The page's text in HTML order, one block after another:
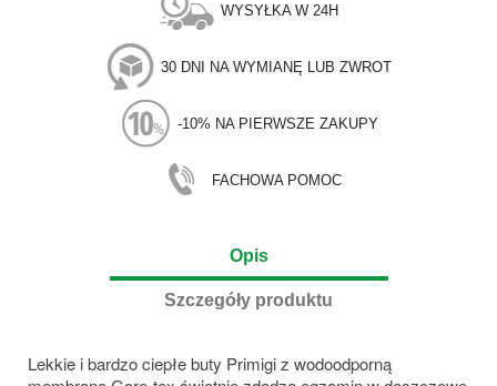
WYSYŁKA W 24H
30 DNI NA WYMIANĘ LUB ZWROT
-10% NA PIERWSZE ZAKUPY
FACHOWA POMOC
Opis
Szczegóły produktu
Lekkie i bardzo ciepłe buty Primigi z wodoodporną